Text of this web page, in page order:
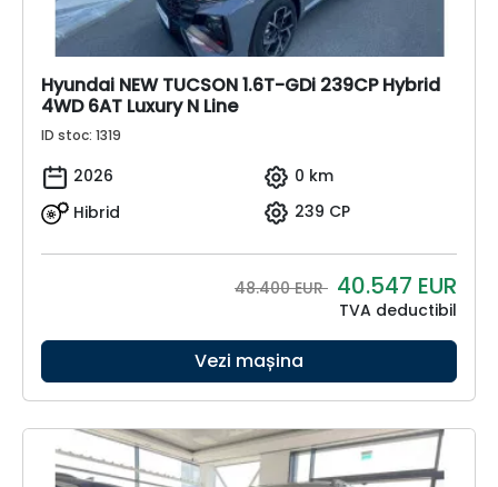
Hyundai NEW TUCSON 1.6T-GDi 239CP Hybrid
4WD 6AT Luxury N Line
ID stoc: 1319
2026
0 km
Hibrid
239 CP
48.400 EUR 40.547 EUR
TVA deductibil
Vezi mașina